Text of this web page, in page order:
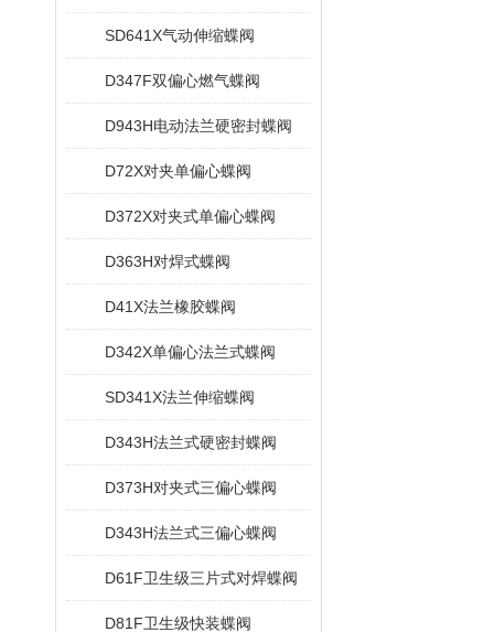
SD641X气动伸缩蝶阀
D347F双偏心燃气蝶阀
D943H电动法兰硬密封蝶阀
D72X对夹单偏心蝶阀
D372X对夹式单偏心蝶阀
D363H对焊式蝶阀
D41X法兰橡胶蝶阀
D342X单偏心法兰式蝶阀
SD341X法兰伸缩蝶阀
D343H法兰式硬密封蝶阀
D373H对夹式三偏心蝶阀
D343H法兰式三偏心蝶阀
D61F卫生级三片式对焊蝶阀
D81F卫生级快装蝶阀